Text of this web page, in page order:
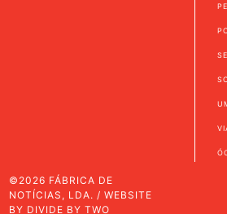
©2026 FÁBRICA DE
NOTÍCIAS, LDA. / WEBSITE
BY DIVIDE BY TWO